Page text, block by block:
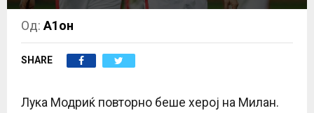
M
E
N
Од:А1он
SHARE
Лука Модриќ повторно беше херој на Милан.